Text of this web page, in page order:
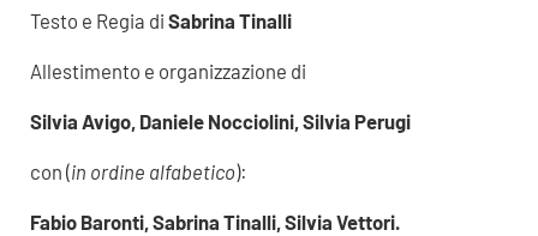
Testo e Regia di Sabrina Tinalli
Allestimento e organizzazione di
Silvia Avigo, Daniele Nocciolini, Silvia Perugi
con (in ordine alfabetico):
Fabio Baronti, Sabrina Tinalli, Silvia Vettori.